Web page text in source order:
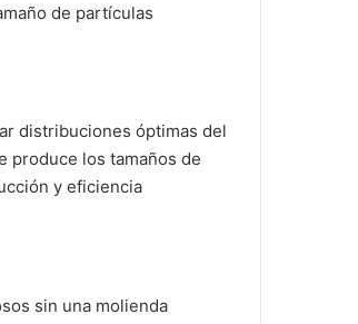
de partículas
distribuciones óptimas del
produce los tamaños de
y eficiencia
sin una molienda